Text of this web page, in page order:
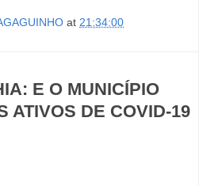
at 21:34:00
E O MUNICÍPIO
ATIVOS DE COVID-19